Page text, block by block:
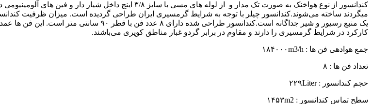
کندانسور از نوع هواخنک به صورت تک مدار و از لوله های مسی
میگردند ساخته می‌شوند.کندانسور چیلر با توجه به شرایط گرمسیری ایران طراحی گردیده است. میزان ظرفیت
یک منبع رسیور و شیر جداگانه است.کندانسور طراحی
کارکرد در شرایط گرمسیری را دارند و مقاوم در برابر گردو غبار مناطق کویری می‌باشند.
جمع هوادهی فن ها : ۱۸۴۰۰۰m3/h
تعداد فن ها : ۸
حجم کندانسور : ۲۲۹Liter
سطح تماس کندانسور : ۱۴۵۳m2